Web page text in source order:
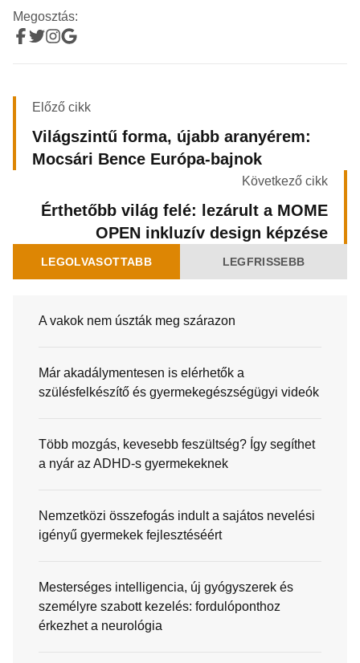
Megosztás:
Előző cikk
Világszintű forma, újabb aranyérem:
Mocsári Bence Európa-bajnok
Következő cikk
Érthetőbb világ felé: lezárult a MOME
OPEN inkluzív design képzése
LEGOLVASOTTABB LEGFRISSEBB
A vakok nem úszták meg szárazon
Már akadálymentesen is elérhetők a
szülésfelkészítő és gyermekegészségügyi videók
Több mozgás, kevesebb feszültség? Így segíthet
a nyár az ADHD-s gyermekeknek
Nemzetközi összefogás indult a sajátos nevelési
igényű gyermekek fejlesztéséért
Mesterséges intelligencia, új gyógyszerek és
személyre szabott kezelés: fordulóponthoz
érkezhet a neurológia